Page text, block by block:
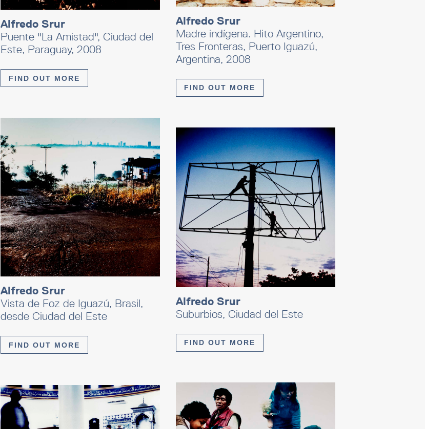
Alfredo Srur
Puente "La Amistad", Ciudad del
Este, Paraguay, 2008
FIND OUT MORE
Alfredo Srur
Madre indígena. Hito Argentino,
Tres Fronteras, Puerto Iguazú,
Argentina, 2008
FIND OUT MORE
Alfredo Srur
Vista de Foz de Iguazú, Brasil,
desde Ciudad del Este
FIND OUT MORE
Alfredo Srur
Suburbios, Ciudad del Este
FIND OUT MORE